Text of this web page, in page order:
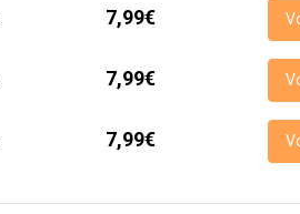
7,99€
7,99€
7,99€